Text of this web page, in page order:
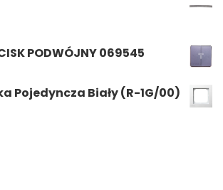
PODWÓJNY 069545
Pojedyncza Biały (R-1G/00)